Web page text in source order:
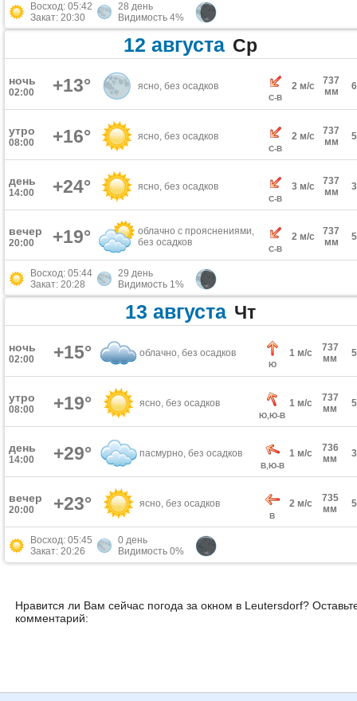
Восход: 05:42
Закат: 20:30
28 день
Видимость 4%
12 августа Ср
ночь
02:00 +13° ясно, без осадков
С-В
2 м/с
737
мм
утро
08:00 +16° ясно, без осадков
С-В
2 м/с
737
мм
день
14:00 +24° ясно, без осадков
С-В
3 м/с
737
мм
вечер
20:00 +19°
облачно с прояснениями,
без осадков
С-В
2 м/с
737
мм
Восход: 05:44
Закат: 20:28
29 день
Видимость 1%
13 августа Чт
ночь
02:00 +15° облачно, без осадков
Ю
1 м/с
737
мм
утро
08:00 +19° ясно, без осадков
Ю,Ю-В
1 м/с
737
мм
день
14:00 +29° пасмурно, без осадков
В,Ю-В
1 м/с
736
мм
вечер
20:00 +23° ясно, без осадков
В
2 м/с
735
мм
Восход: 05:45
Закат: 20:26
0 день
Видимость 0%
Нравится ли Вам сейчас погода за окном в Leutersdorf?
комментарий: